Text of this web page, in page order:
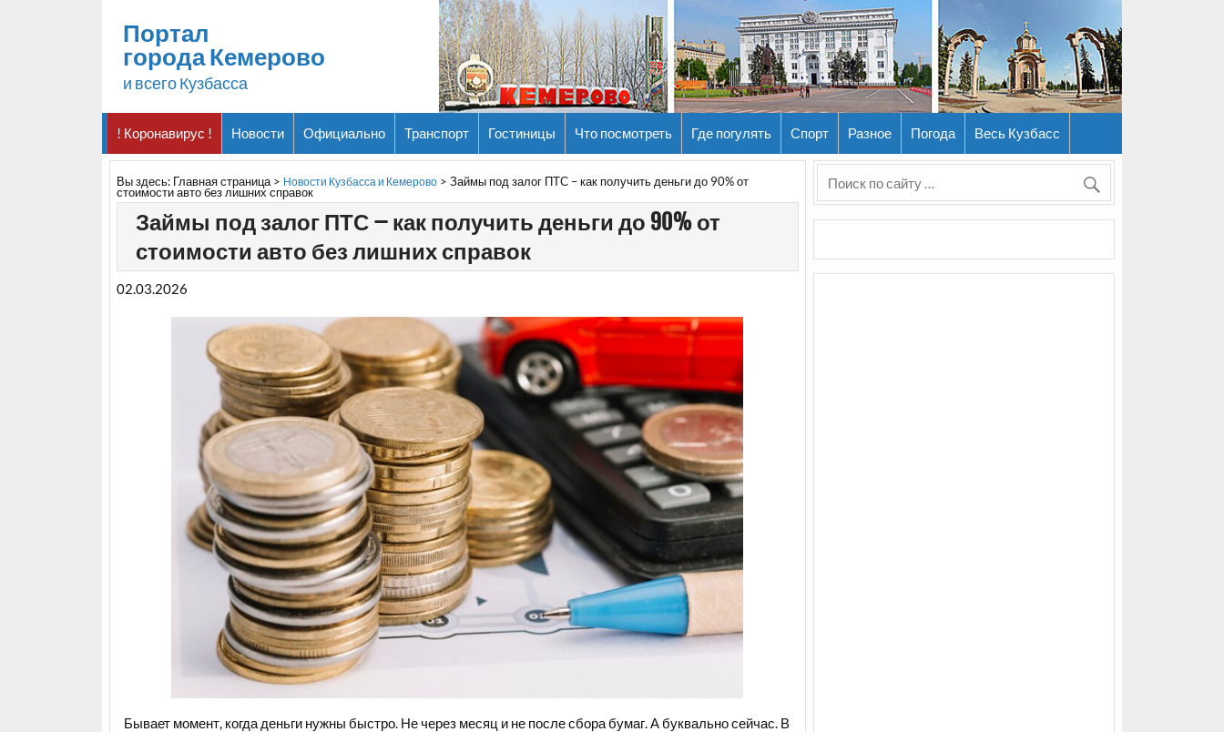
Портал
города Кемерово
и всего Кузбасса
! Коронавирус ! Новости Официально Транспорт Гостиницы Что посмотреть Где погулять Спорт Разное Погода Весь Кузбасс
Вы здесь: Главная страница> Новости Кузбасса и Кемерово >Займы под залог ПТС – как получить деньги до 90% от
стоимости авто без лишних справок
Займы под залог ПТС – как получить деньги до 90% от
стоимости авто без лишних справок
02.03.2026
Бывает момент, когда деньги нужны быстро. Не через месяц и не после сбора бумаг. А буквально сейчас. В